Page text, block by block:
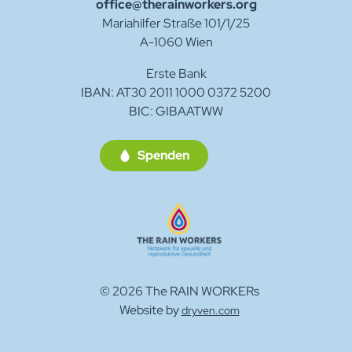
matomo.org/matomo-cloud-privacy-
policy/
office@therainworkers.org
Mariahilfer Straße 101/1/25
A-1060 Wien
Erste Bank
IBAN: AT30 2011 1000 0372 5200
BIC: GIBAATWW
Spenden
© 2026 The RAIN WORKERs
Website bydryven.com